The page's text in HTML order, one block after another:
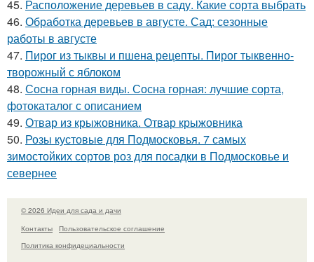
45. Расположение деревьев в саду. Какие сорта выбрать
46. Обработка деревьев в августе. Сад: сезонные
работы в августе
47. Пирог из тыквы и пшена рецепты. Пирог тыквенно-
творожный с яблоком
48. Сосна горная виды. Сосна горная: лучшие сорта,
фотокаталог с описанием
49. Отвар из крыжовника. Отвар крыжовника
50. Розы кустовые для Подмосковья. 7 самых
зимостойких сортов роз для посадки в Подмосковье и
севернее
© 2026 Идеи для сада и дачи
Контакты
Пользовательское соглашение
Политика конфидециальности